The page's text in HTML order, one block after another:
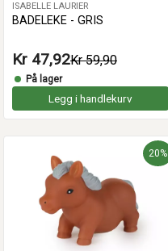
ISABELLE LAURIER
BADELEKE - GRIS
Kr 47,92Kr 59,90
På lager
Legg i handlekurv
20%